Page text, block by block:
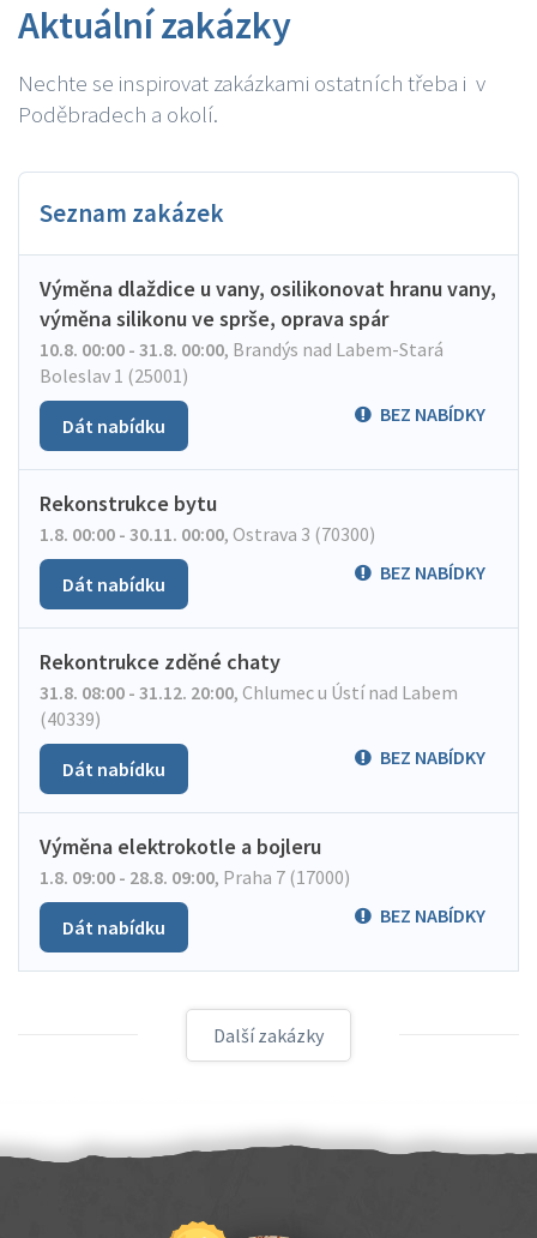
Aktuální zakázky
Nechte se inspirovat zakázkami ostatních třeba i v
Poděbradech a okolí.
Seznam zakázek
Výměna dlaždice u vany, osilikonovat hranu vany,
výměna silikonu ve sprše, oprava spár
10.8. 00:00 - 31.8. 00:00, Brandýs nad Labem-Stará
Boleslav 1 (25001)
BEZ NABÍDKY
Dát nabídku
Rekonstrukce bytu
1.8. 00:00 - 30.11. 00:00, Ostrava 3 (70300)
BEZ NABÍDKY
Dát nabídku
Rekontrukce zděné chaty
31.8. 08:00 - 31.12. 20:00, Chlumec u Ústí nad Labem
(40339)
BEZ NABÍDKY
Dát nabídku
Výměna elektrokotle a bojleru
1.8. 09:00 - 28.8. 09:00, Praha 7 (17000)
BEZ NABÍDKY
Dát nabídku
Další zakázky